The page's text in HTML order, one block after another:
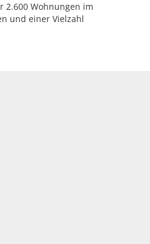
2.600 Wohnungen im
und einer Vielzahl